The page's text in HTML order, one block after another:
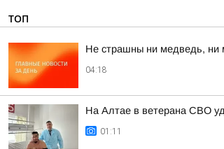
ТОП
Не страшны ни медведь, ни
04:18
На Алтае в ветерана СВО
01:11